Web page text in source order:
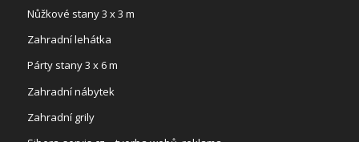
Nůžkové stany 3 x 3 m
Zahradní lehátka
Párty stany 3 x 6 m
Zahradní nábytek
Zahradní grily